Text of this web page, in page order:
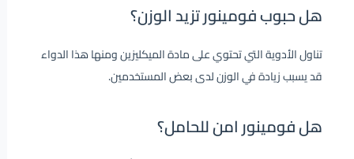
هل حبوب فومينور تزيد الوزن؟
تناول الأدوية التي تحتوي على مادة الميكليزين ومنها هذا الدواء
قد يسبب زيادة في الوزن لدى بعض المستخدمين.
هل فومينور امن للحامل؟